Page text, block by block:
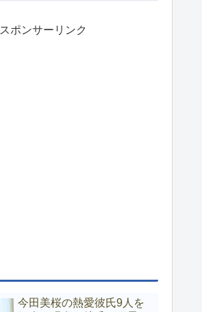
スポンサーリンク
今田美桜の熱愛彼氏9人を